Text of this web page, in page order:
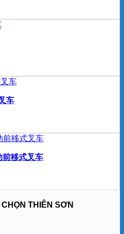
车
移式叉车
THIÊN SƠN